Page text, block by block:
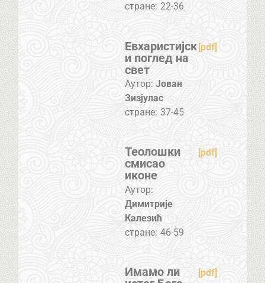
стране: 22-36
Евхаристијск
и поглед на
свет
[pdf]
Аутор: Јован
Зизјулас
стране: 37-45
Теолошки
смисао
иконе
[pdf]
Аутор:
Димитрије
Калезић
стране: 46-59
Имамо ли
[pdf]